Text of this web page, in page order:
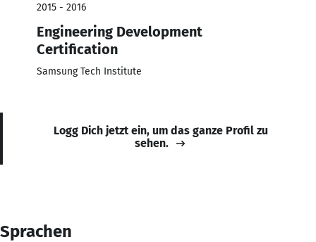
2015 - 2016
Engineering Development
Certification
Samsung Tech Institute
Logg Dich jetzt ein, um das ganze Profil zu
sehen.
Sprachen